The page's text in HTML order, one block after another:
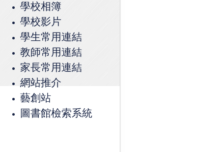
學校相簿
學校影片
學生常用連結
教師常用連結
家長常用連結
網站推介
藝創站
圖書館檢索系統